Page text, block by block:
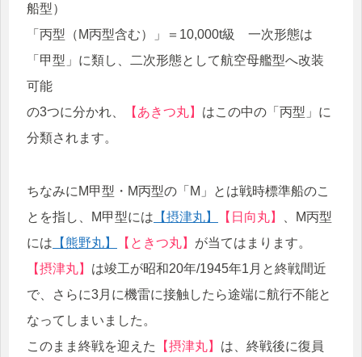
船型）
「丙型（M丙型含む）」＝10,000t級 一次形態は
「甲型」に類し、二次形態として航空母艦型へ改装
可能
の3つに分かれ、
【あきつ丸】 はこの中の「丙型」に
分類されます。
ちなみにM甲型・M丙型の「M」とは戦時標準船のこ
とを指し、M甲型には 【摂津丸】 【日向丸】
、M丙型
には 【熊野丸】 【ときつ丸】 が当てはまります。
【摂津丸】 は竣工が昭和20年/1945年1月と終戦間近
で、さらに3月に機雷に接触したら途端に航行不能と
なってしまいました。
このまま終戦を迎えた
【摂津丸】 は、終戦後に復員